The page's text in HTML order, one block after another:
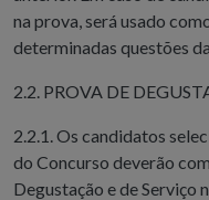
na prova, será usado
determinadas questões
2.2. PROVA DE
2.2.1. Os candidatos
do Concurso deverão
Degustação e de Serviço